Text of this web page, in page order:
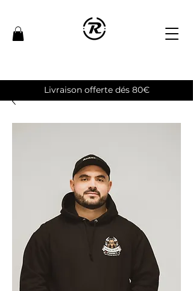
Livraison offerte dés 80€